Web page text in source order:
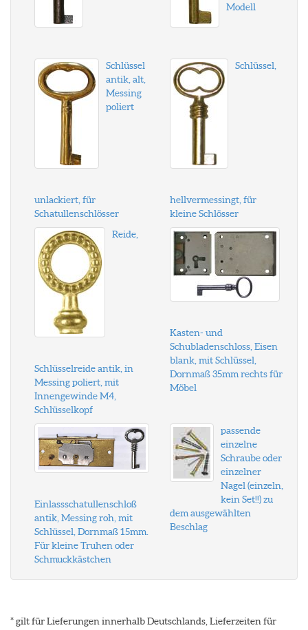
Modell
Schlüssel
antik, alt,
Messing
poliert
unlackiert, für
Schatullenschlösser
Schlüssel,
hellvermessingt, für
kleine Schlösser
Reide,
Schlüsselreide antik, in
Messing poliert, mit
Innengewinde M4,
Schlüsselkopf
Kasten- und
Schubladenschloss, Eisen
blank, mit Schlüssel,
Dornmaß 35mm rechts für
Möbel
Einlassschatullenschloß
antik, Messing roh, mit
Schlüssel, Dornmaß 15mm.
Für kleine Truhen oder
Schmuckkästchen
passende
einzelne
Schraube oder
einzelner
Nagel (einzeln,
kein Set!!) zu
dem ausgewählten
Beschlag
* gilt für Lieferungen innerhalb Deutschlands, Lieferzeiten für